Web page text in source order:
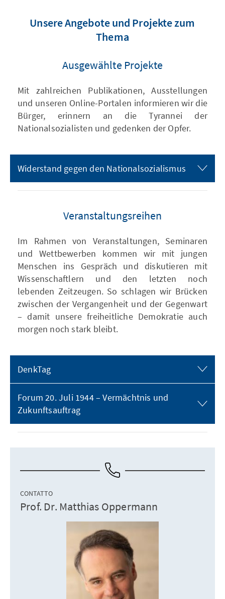
Unsere Angebote und Projekte zum
Thema
Ausgewählte Projekte
Mit zahlreichen Publikationen, Ausstellungen
und unseren Online-Portalen informieren wir die
Bürger, erinnern an die Tyrannei der
Nationalsozialisten und gedenken der Opfer.
Widerstand gegen den Nationalsozialismus
Veranstaltungsreihen
Im Rahmen von Veranstaltungen, Seminaren
und Wettbewerben kommen wir mit jungen
Menschen ins Gespräch und diskutieren mit
Wissenschaftlern und den letzten noch
lebenden Zeitzeugen. So schlagen wir Brücken
zwischen der Vergangenheit und der Gegenwart
– damit unsere freiheitliche Demokratie auch
morgen noch stark bleibt.
DenkTag
Forum 20. Juli 1944 – Vermächtnis und
Zukunftsauftrag
CONTATTO
Prof. Dr. Matthias Oppermann